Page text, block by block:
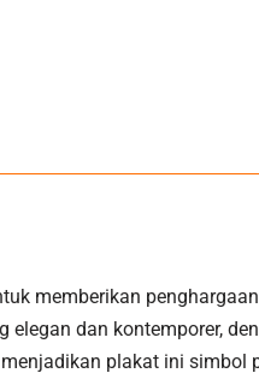
memberikan
dan kontemporer,
plakat ini simbol